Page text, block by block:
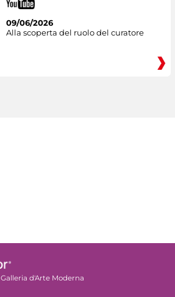
09/06/2026
Alla scoperta del ruolo del curatore
Galleria d'Arte Moderna